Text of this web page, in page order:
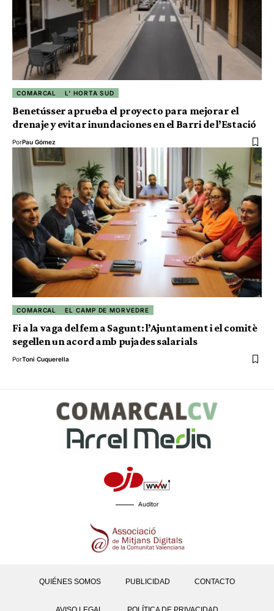
COMARCAL L' HORTA SUD
Benetússer aprueba el proyecto para mejorar el
drenaje y evitar inundaciones en el Barri de l’Estació
PorPau Gómez
COMARCAL EL CAMP DE MORVEDRE
Fi a la vaga del fem a Sagunt: l’Ajuntament i el comitè
segellen un acord amb pujades salarials
PorToni Cuquerella
Auditor
QUIÉNES SOMOS PUBLICIDAD CONTACTO